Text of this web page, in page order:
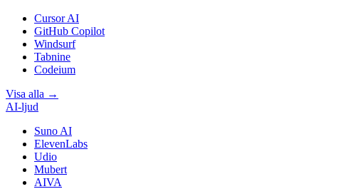
Cursor AI
GitHub Copilot
Windsurf
Tabnine
Codeium
Visa alla →
AI-ljud
Suno AI
ElevenLabs
Udio
Mubert
AIVA